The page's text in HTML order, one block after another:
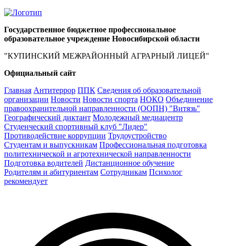
Государственное бюджетное профессиональное
образовательное учреждение Новосибирской области
"КУПИНСКИЙ МЕЖРАЙОННЫЙ АГРАРНЫЙ ЛИЦЕЙ"
Официальный сайт
Главная Антитеррор ППК Сведения об образовательной
организации Новости Новости спорта НОКО Объединение
правоохранительной направленности (ООПН) "Витязь"
Географический диктант Молодежный медиацентр
Студенческий спортивный клуб "Лидер"
Противодействие коррупции Трудоустройство
Студентам и выпускникам Профессиональная подготовка
политехнической и агротехнической направленности
Подготовка водителей Дистанционное обучение
Родителям и абитуриентам Сотрудникам Психолог
рекомендует